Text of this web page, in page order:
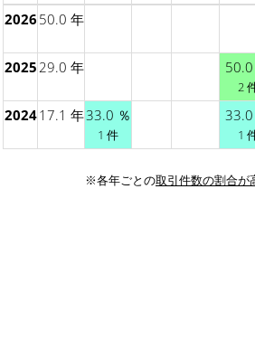
2026 50.0 年
2025 29.0 年 50.0
2
202417.1 年33.0 ％
1 件
33.0
1
※各年ごとの取引件数の割合が